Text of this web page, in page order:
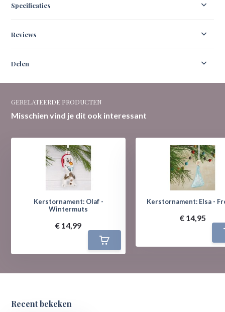
Specificaties
Reviews
Delen
GERELATEERDE PRODUCTEN
Misschien vind je dit ook interessant
Kerstornament: Olaf -
Wintermuts
€ 14,99
Kerstornament: Elsa -
€ 14,95
Recent bekeken